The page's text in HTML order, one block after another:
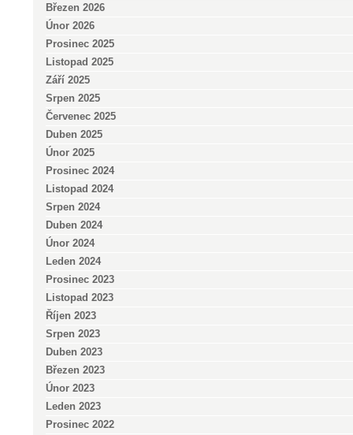
Březen 2026
Únor 2026
Prosinec 2025
Listopad 2025
Září 2025
Srpen 2025
Červenec 2025
Duben 2025
Únor 2025
Prosinec 2024
Listopad 2024
Srpen 2024
Duben 2024
Únor 2024
Leden 2024
Prosinec 2023
Listopad 2023
Říjen 2023
Srpen 2023
Duben 2023
Březen 2023
Únor 2023
Leden 2023
Prosinec 2022